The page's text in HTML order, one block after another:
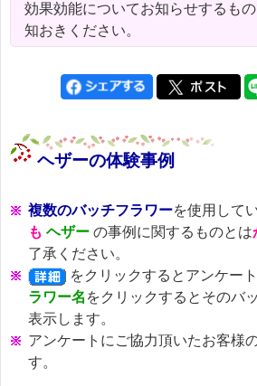
効果効能についてお知らせするも
知おきください。
ヘザーの体験事例
複数のバッチフラワーを使用して
も ヘザー の事例に関するものとは
了承ください。
をクリックするとアンケー
ラワー名 をクリックするとそのバ
表示します。
アンケートにご協力頂いたお客様
す。